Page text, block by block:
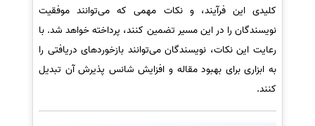
کلیدی این فرآیند، و نکات مهمی که می‌توانند موفقیت
نویسندگان را در این مسیر تضمین کنند، پرداخته خواهد شد. با
رعایت این نکات، نویسندگان می‌توانند بازخوردهای دریافتی را
به ابزاری برای بهبود مقاله و افزایش شانس پذیرش آن تبدیل
کنند.